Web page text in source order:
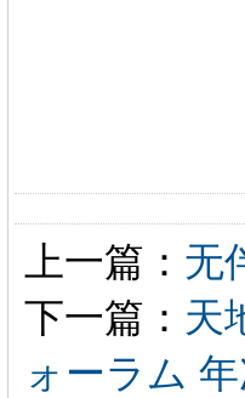
上一篇： 无
下一篇： 天
ォーラム